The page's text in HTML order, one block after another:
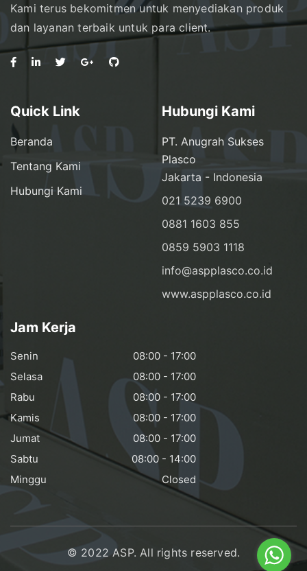
Kami terus bekomitmen untuk menyediakan produk
dan layanan terbaik untuk para client.
Quick Link
Beranda
Tentang Kami
Hubungi Kami
Hubungi Kami
PT. Anugrah Sukses
Plasco
Jakarta - Indonesia
021 5239 6900
0881 1603 855
0859 5903 1118
info@aspplasco.co.id
www.aspplasco.co.id
Jam Kerja
Senin
08:00 - 17:00
Selasa
08:00 - 17:00
Rabu
08:00 - 17:00
Kamis
08:00 - 17:00
Jumat
08:00 - 17:00
Sabtu
08:00 - 14:00
Minggu
Closed
© 2022 ASP. All rights reserved.